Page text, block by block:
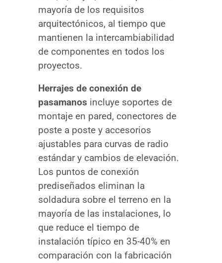
mayoría de los requisitos
arquitectónicos, al tiempo que
mantienen la intercambiabilidad
de componentes en todos los
proyectos.
Herrajes de conexión de
pasamanos incluye soportes de
montaje en pared, conectores de
poste a poste y accesorios
ajustables para curvas de radio
estándar y cambios de elevación.
Los puntos de conexión
prediseñados eliminan la
soldadura sobre el terreno en la
mayoría de las instalaciones, lo
que reduce el tiempo de
instalación típico en 35-40% en
comparación con la fabricación